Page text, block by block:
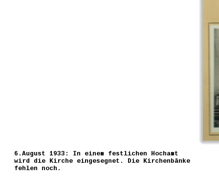
6.August 1933: In einem festlichen Hochamt
wird die Kirche eingesegnet. Die Kirchenbänke
fehlen noch.